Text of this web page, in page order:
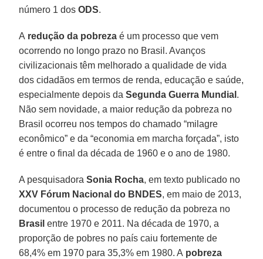
número 1 dosODS.
A redução da pobreza é um processo que vem
ocorrendo no longo prazo no Brasil. Avanços
civilizacionais têm melhorado a qualidade de vida
dos cidadãos em termos de renda, educação e saúde,
especialmente depois daSegunda Guerra Mundial .
Não sem novidade, a maior redução da pobreza no
Brasil ocorreu nos tempos do chamado “milagre
econômico” e da “economia em marcha forçada”, isto
é entre o final da década de 1960 e o ano de 1980.
A pesquisadoraSonia Rocha, em texto publicado no
XXV Fórum Nacional do BNDES, em maio de 2013,
documentou o processo de redução da pobreza no
Brasil entre 1970 e 2011. Na década de 1970, a
proporção de pobres no país caiu fortemente de
68,4% em 1970 para 35,3% em 1980. A pobreza